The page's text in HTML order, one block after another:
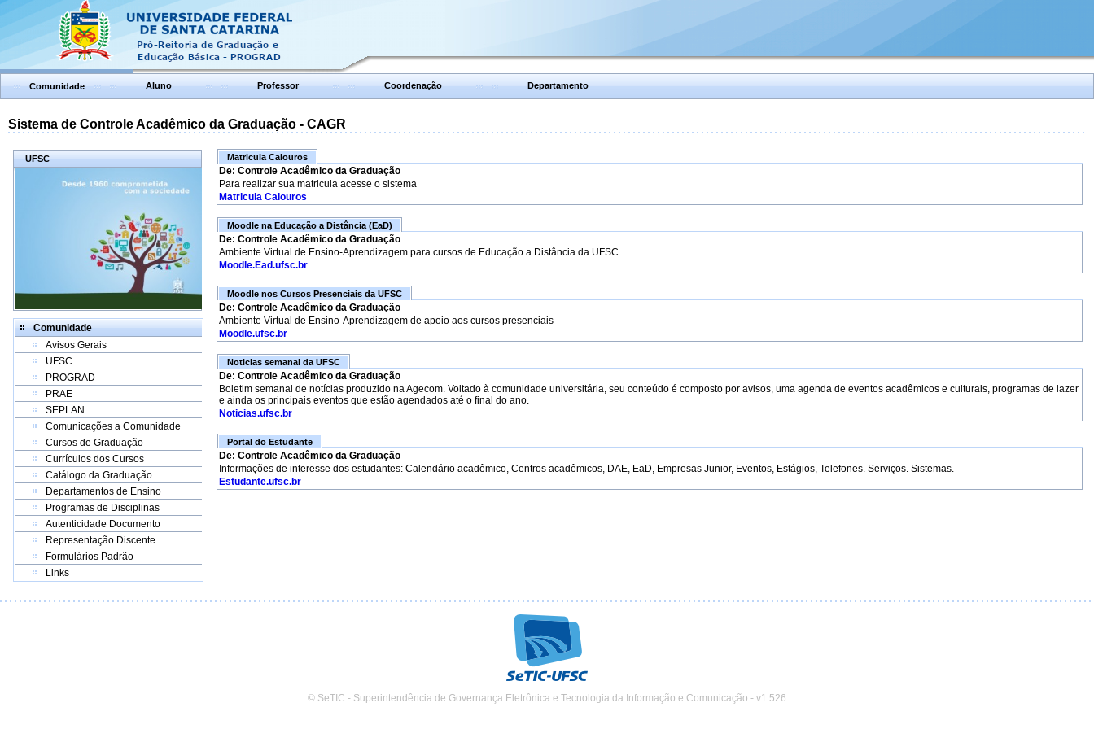
Comunidade Aluno Professor Coordenação Departamento
Sistema de Controle Acadêmico da Graduação - CAGR
UFSC
Comunidade
Avisos Gerais
UFSC
PROGRAD
PRAE
SEPLAN
Comunicações a Comunidade
Cursos de Graduação
Currículos dos Cursos
Catálogo da Graduação
Departamentos de Ensino
Programas de Disciplinas
Autenticidade Documento
Representação Discente
Formulários Padrão
Links
Matricula Calouros
De: Controle Acadêmico da Graduação
Para realizar sua matricula acesse o sistema
Matricula Calouros
Moodle na Educação a Distância (EaD)
De: Controle Acadêmico da Graduação
Ambiente Virtual de Ensino-Aprendizagem para cursos de Educação a Distância da UFSC.
Moodle.Ead.ufsc.br
Moodle nos Cursos Presenciais da UFSC
De: Controle Acadêmico da Graduação
Ambiente Virtual de Ensino-Aprendizagem de apoio aos cursos presenciais
Moodle.ufsc.br
Noticias semanal da UFSC
De: Controle Acadêmico da Graduação
Boletim semanal de notícias produzido na Agecom. Voltado à comunidade universitária, seu conteúdo é composto por avisos, uma agenda de eventos acadêmicos e culturais, programas de lazer
e ainda os principais eventos que estão agendados até o final do ano.
Noticias.ufsc.br
Portal do Estudante
De: Controle Acadêmico da Graduação
Informações de interesse dos estudantes: Calendário acadêmico, Centros acadêmicos, DAE, EaD, Empresas Junior, Eventos, Estágios, Telefones. Serviços. Sistemas.
Estudante.ufsc.br
© SeTIC - Superintendência de Governança Eletrônica e Tecnologia da Informação e Comunicação - v1.526